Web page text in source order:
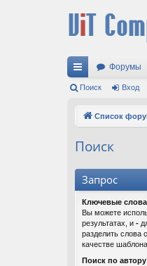
с
и
Форумы
Поиск Вход
Список
Поиск
Запрос
Ключевые
Вы можете
результатах, и -
разделить слова
качестве
Поиск по